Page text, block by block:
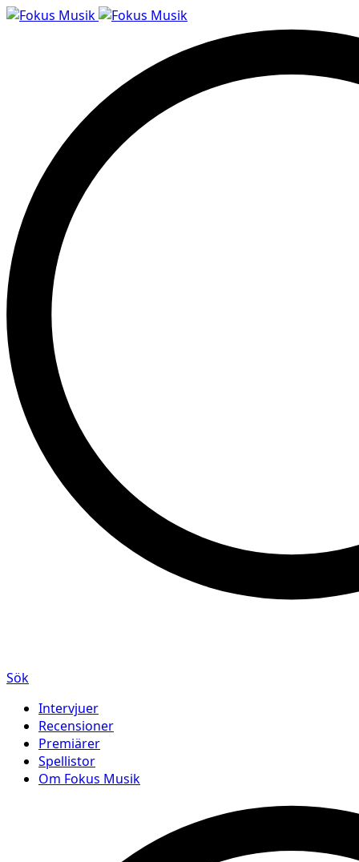
Sök
Intervjuer
Recensioner
Premiärer
Spellistor
Om Fokus Musik